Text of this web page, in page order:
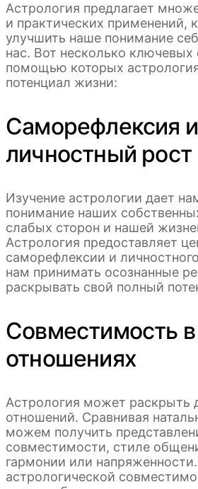
Астрология предлагает
и практических применений,
улучшить наше понимание
нас. Вот несколько ключевых
помощью которых
потенциал жизни:
Саморефлексия и
личностный рост
Изучение астрологии дает
понимание наших
слабых сторон и нашей
Астрология предоставляет
саморефлексии и
нам принимать осознанные
раскрывать свой полный
Совместимость в
отношениях
Астрология может раскрыть
отношений. Сравнивая
можем получить
совместимости, стиле
гармонии или
астрологической